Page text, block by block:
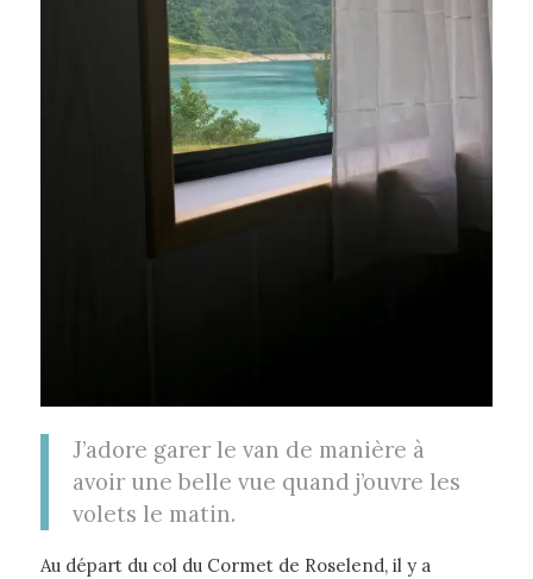
J’adore garer le van de manière à
avoir une belle vue quand j’ouvre les
volets le matin.
Au départ du col du Cormet de Roselend, il y a